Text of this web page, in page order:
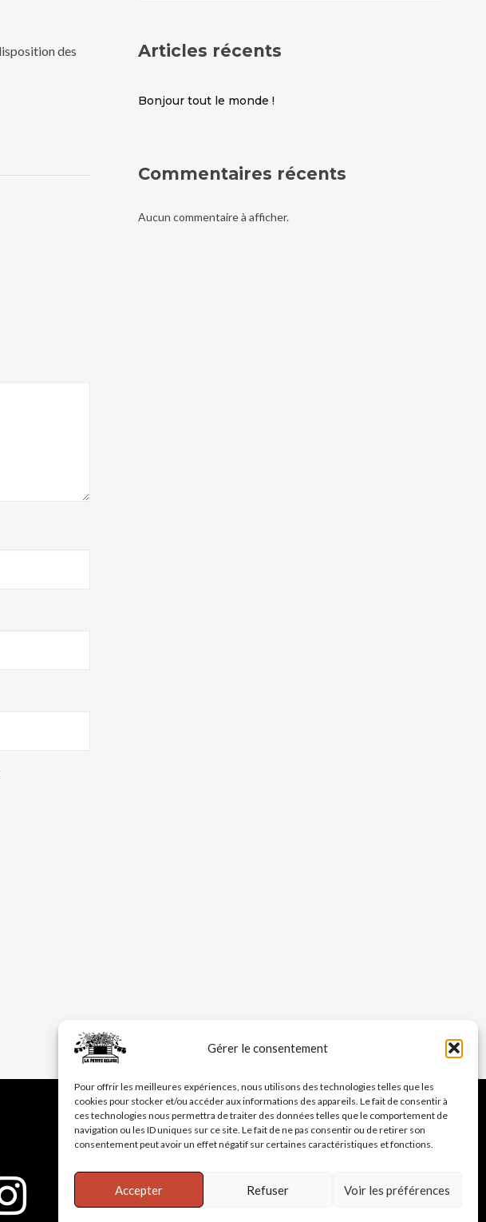
Gérer le consentement
Pour offrir les meilleures expériences, nous utilisons des technologies telles que les
cookies pour stocker et/ou accéder aux informations des appareils. Le fait de consentir à
ces technologies nous permettra de traiter des données telles que le comportement de
navigation ou les ID uniques sur ce site. Le fait de ne pas consentir ou de retirer son
consentement peut avoir un effet négatif sur certaines caractéristiques et fonctions.
Accepter Refuser Voir les préférences
des
Articles récents
Bonjour tout le monde !
Commentaires récents
Aucun commentaire à afficher.